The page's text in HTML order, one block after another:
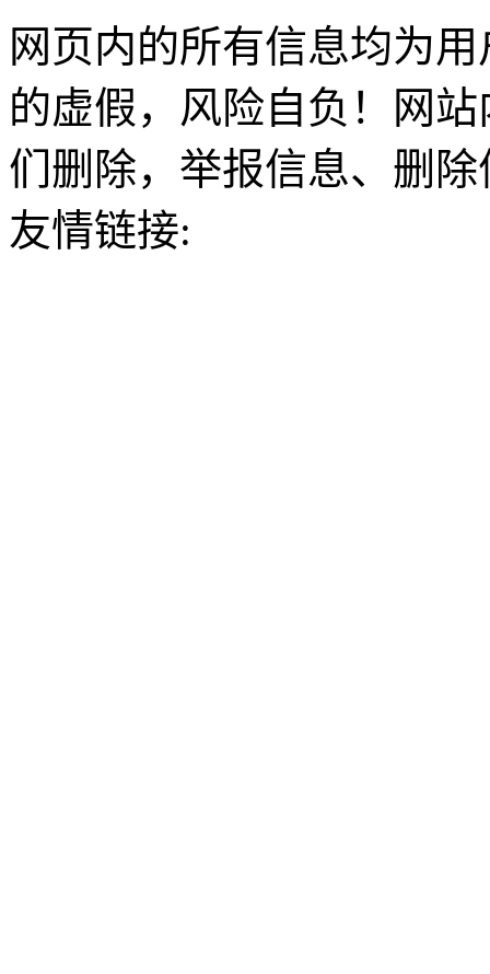
网页内的所有信息均为
的虚假，风险自负！网
们删除，举报信息、删
友情链接: